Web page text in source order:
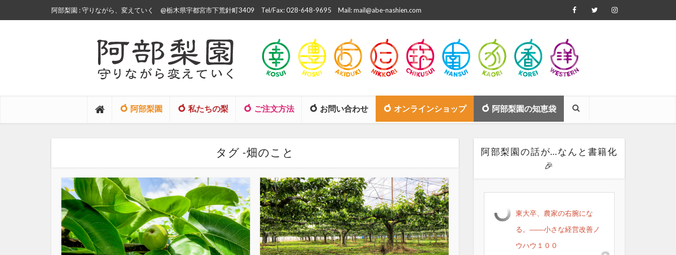
阿部梨園 : 守りながら、変えていく @栃木県宇都宮市下荒針町3409 Tel/Fax: 028-648-9695 Mail: mail@abe-nashien.com
阿部梨園 私たちの梨 ご注文方法 お問い合わせ オンラインショップ 阿部梨園の知恵袋
タグ -畑のこと
阿部梨園の話が…なんと書籍化
🎉
東大卒、農家の右腕にな
る。――小さな経営改善ノ
ウハウ１００